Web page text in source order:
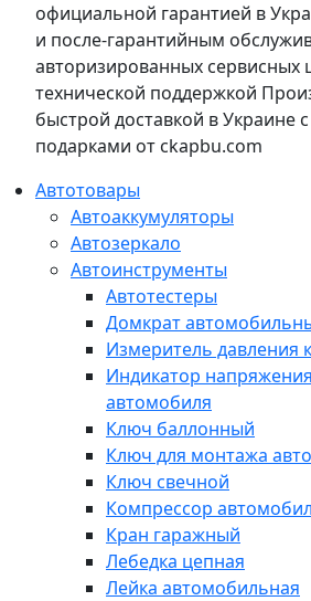
официальной гарантией в
и после-гарантийным
авторизированных сервисных
технической поддержкой
быстрой доставкой в Украине
подарками от ckapbu.com
Автотовары
Автоаккумуляторы
Автозеркало
Автоинструменты
Автотестеры
Домкрат
Измеритель давления
Индикатор
автомобиля
Ключ баллонный
Ключ для монтажа
Ключ свечной
Компрессор
Кран гаражный
Лебедка цепная
Лейка автомобильная